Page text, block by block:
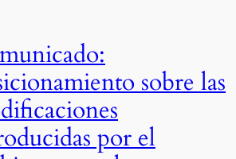
sobre las
por el